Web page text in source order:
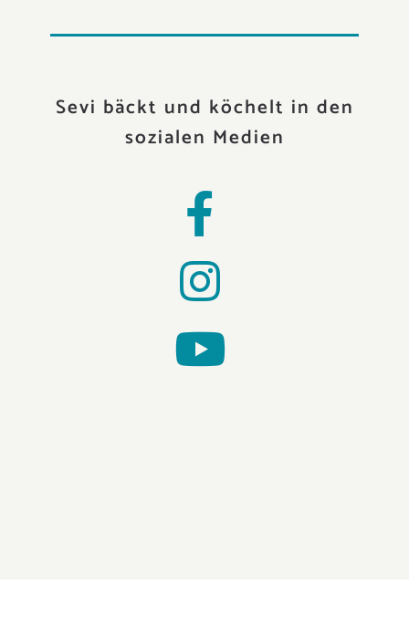
Sevi bäckt und köchelt in den
sozialen Medien